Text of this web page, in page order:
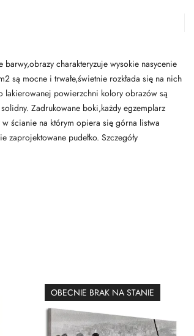
charakteryzuje wysokie nasycenie
są mocne i trwałe,świetnie rozkłada się na nich
lakierowanej powierzchni kolory obrazów są
Zadrukowane boki,każdy egzemplarz
ścianie na którym opiera się górna listwa
zaprojektowane pudełko. Szczegóły
OBECNIE BRAK NA STANIE